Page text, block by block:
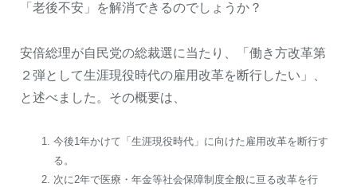
「老後不安」を解消できるのでしょうか？
安倍総理が自民党の総裁選に当たり、「働き方改革第
２弾として生涯現役時代の雇用改革を断行したい」、
と述べました。その概要は、
今後1年かけて「生涯現役時代」に向けた雇用改革を断行す
る。
次に2年で医療・年金等社会保障制度全般に亘る改革を行